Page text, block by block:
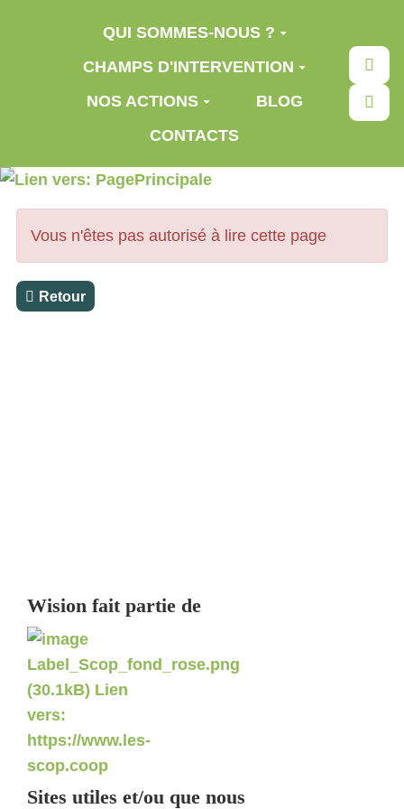
QUI SOMMES-NOUS ?
CHAMPS D'INTERVENTION
NOS ACTIONS
BLOG
CONTACTS
Vous n'êtes pas autorisé à lire cette page
Retour
Wision fait partie de
Sites utiles et/ou que nous